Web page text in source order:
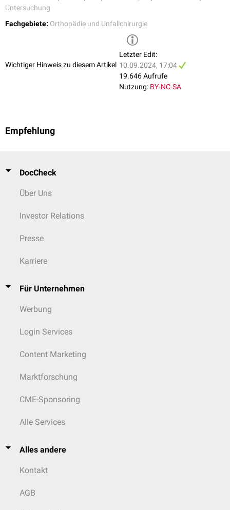
Untersuchung
Fachgebiete: Orthopädie und Unfallchirurgie
Wichtiger Hinweis zu diesem Artikel
Letzter Edit:
10.09.2024, 17:04
19.646 Aufrufe
Nutzung: BY-NC-SA
Empfehlung
DocCheck
Über Uns
Investor Relations
Presse
Karriere
Für Unternehmen
Werbung
Login Services
Content Marketing
Marktforschung
CME-Sponsoring
Alle Services
Alles andere
Kontakt
AGB